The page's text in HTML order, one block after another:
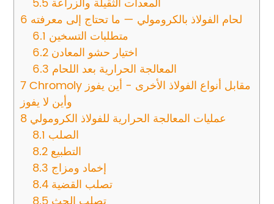
6 لحام الفولاذ بالكرومولي — ما تحتاج إلى معرفته
6.1 متطلبات التسخين
6.2 اختيار حشو المعادن
6.3 المعالجة الحرارية بعد اللحام
7Chromoly مقابل أنواع الفولاذ الأخرى - أين يفوز
وأين لا يفوز
8 عمليات المعالجة الحرارية للفولاذ الكرومولي
8.1 الصلب
8.2 التطبيع
8.3 إخماد ومزاج
8.4 تصلب القضية